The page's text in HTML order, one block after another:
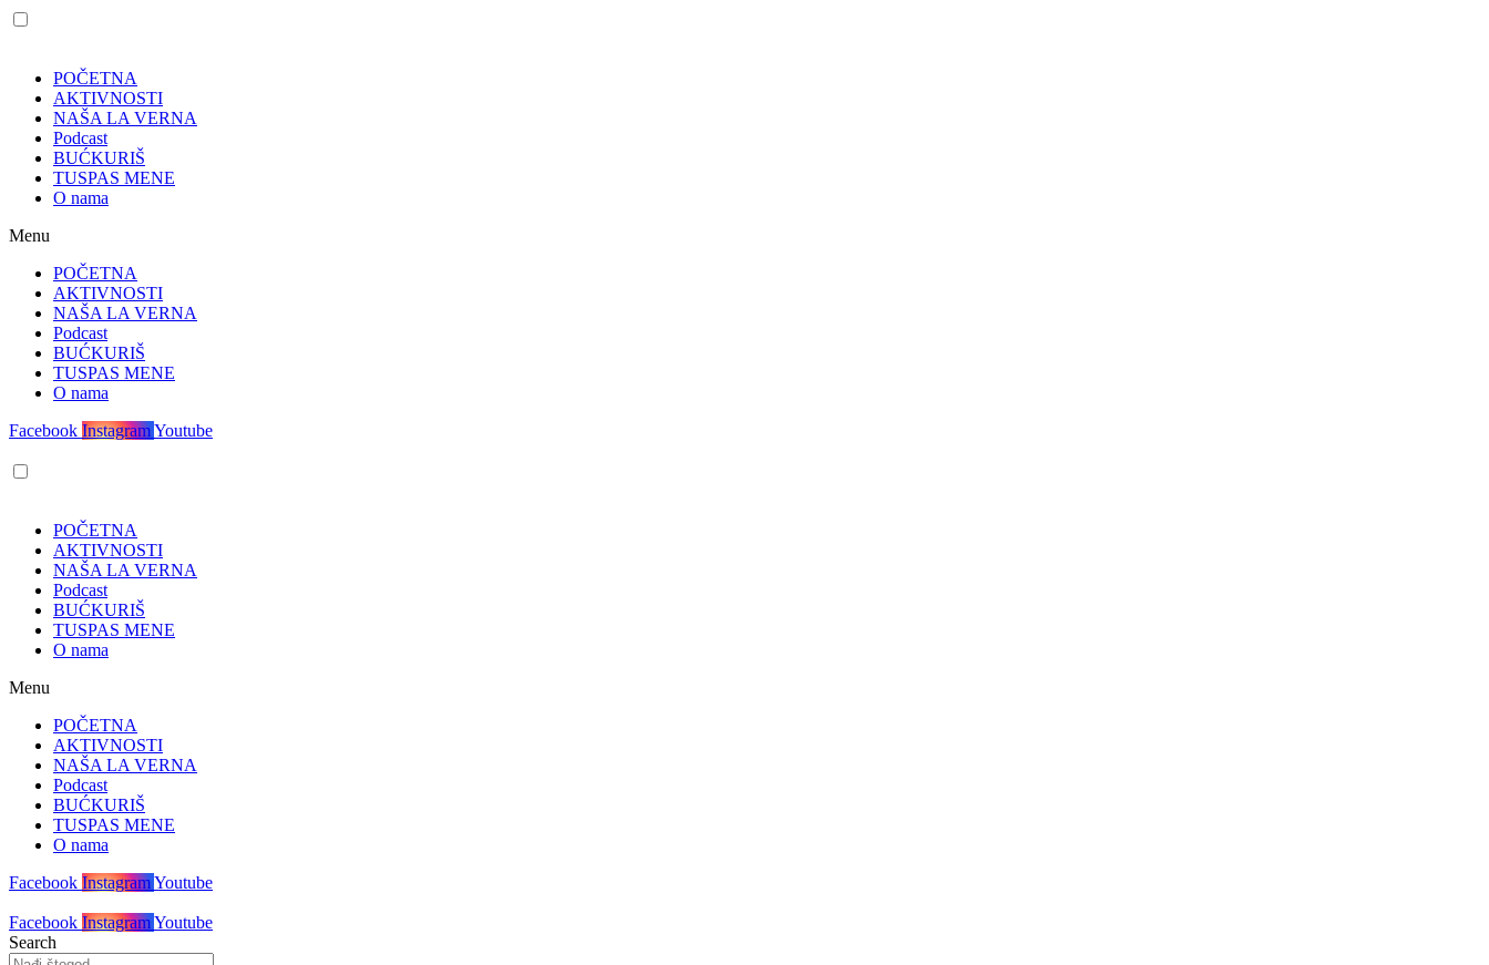
POČETNA
AKTIVNOSTI
NAŠA LA VERNA
Podcast
BUĆKURIŠ
TUSPAS MENE
O nama
Menu
POČETNA
AKTIVNOSTI
NAŠA LA VERNA
Podcast
BUĆKURIŠ
TUSPAS MENE
O nama
Facebook InstagramYoutube
POČETNA
AKTIVNOSTI
NAŠA LA VERNA
Podcast
BUĆKURIŠ
TUSPAS MENE
O nama
Menu
POČETNA
AKTIVNOSTI
NAŠA LA VERNA
Podcast
BUĆKURIŠ
TUSPAS MENE
O nama
Facebook InstagramYoutube
Facebook InstagramYoutube
Search